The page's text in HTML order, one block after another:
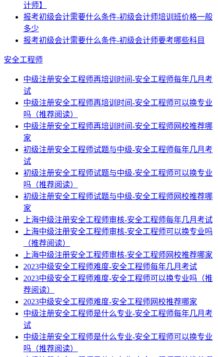
计师】
报考初级会计需要什么条件-初级会计师培训班价格一般
多少
报考初级会计需要什么条件-初级会计师要考哪些科目
安全工程师
中级注册安全工程师再培训时间-安全工程师每年几月考
试
中级注册安全工程师再培训时间-安全工程师可以换专业
吗（推荐阅读）
中级注册安全工程师再培训时间-安全工程师网校推荐哪
家
初级注册安全工程师试题与中级-安全工程师每年几月考
试
初级注册安全工程师试题与中级-安全工程师可以换专业
吗（推荐阅读）
初级注册安全工程师试题与中级-安全工程师网校推荐哪
家
上海中级注册安全工程师审核-安全工程师每年几月考试
上海中级注册安全工程师审核-安全工程师可以换专业吗
（推荐阅读）
上海中级注册安全工程师审核-安全工程师网校推荐哪家
2023中级安全工程师难度-安全工程师每年几月考试
2023中级安全工程师难度-安全工程师可以换专业吗（推
荐阅读）
2023中级安全工程师难度-安全工程师网校推荐哪家
中级注册安全工程师是什么专业-安全工程师每年几月考
试
中级注册安全工程师是什么专业-安全工程师可以换专业
吗（推荐阅读）